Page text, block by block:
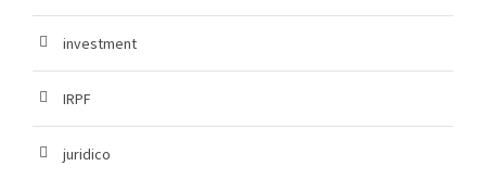
investment
IRPF
juridico